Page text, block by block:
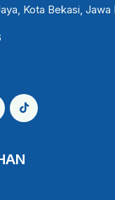
Kota Bekasi, Jawa